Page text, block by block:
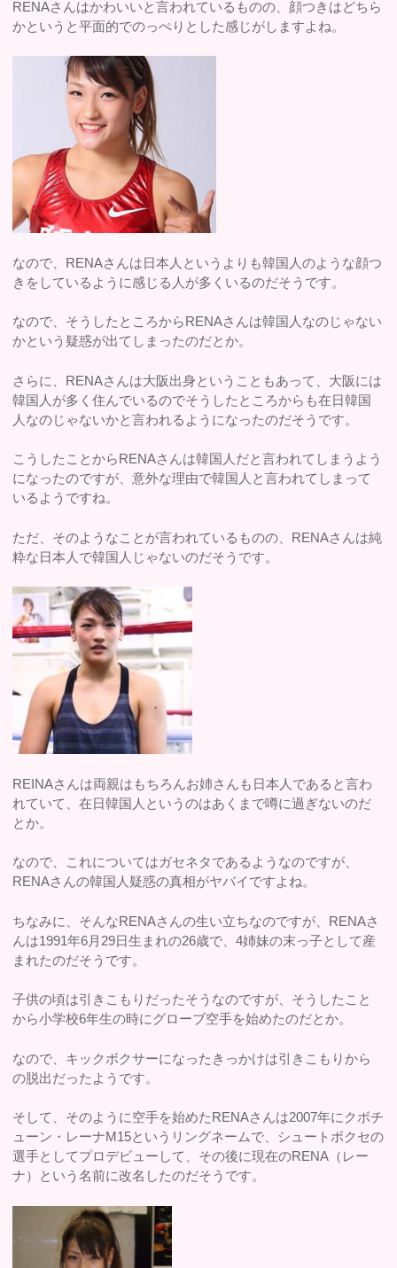
RENAさんはかわいいと言われているものの、顔つきはどちら
かというと平面的でのっぺりとした感じがしますよね。
なので、RENAさんは日本人というよりも韓国人のような顔つ
きをしているように感じる人が多くいるのだそうです。
なので、そうしたところからRENAさんは韓国人なのじゃない
かという疑惑が出てしまったのだとか。
さらに、RENAさんは大阪出身ということもあって、大阪には
韓国人が多く住んでいるのでそうしたところからも在日韓国
人なのじゃないかと言われるようになったのだそうです。
こうしたことからRENAさんは韓国人だと言われてしまうよう
になったのですが、意外な理由で韓国人と言われてしまって
いるようですね。
ただ、そのようなことが言われているものの、RENAさんは純
粋な日本人で韓国人じゃないのだそうです。
REINAさんは両親はもちろんお姉さんも日本人であると言わ
れていて、在日韓国人というのはあくまで噂に過ぎないのだ
とか。
なので、これについてはガセネタであるようなのですが、
RENAさんの韓国人疑惑の真相がヤバイですよね。
ちなみに、そんなRENAさんの生い立ちなのですが、RENAさ
んは1991年6月29日生まれの26歳で、4姉妹の末っ子として産
まれたのだそうです。
子供の頃は引きこもりだったそうなのですが、そうしたこと
から小学校6年生の時にグローブ空手を始めたのだとか。
なので、キックボクサーになったきっかけは引きこもりから
の脱出だったようです。
そして、そのように空手を始めたRENAさんは2007年にクボチ
ューン・レーナM15というリングネームで、シュートボクセの
選手としてプロデビューして、その後に現在のRENA（レー
ナ）という名前に改名したのだそうです。